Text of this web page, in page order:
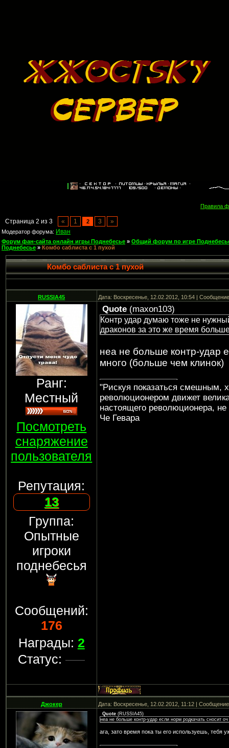
Правила
Страница 2 из 3 « 1 2 3 »
Модератор форума: Иван
Форум фан-сайта онлайн игры Поднебесье » Общий форум по игре
Поднебесье » Комбо саблиста с 1 пухой
Комбо саблиста с 1 пухой
RUSSIA45 Дата: Воскресенье, 12.02.2012, 10:54 |
Ранг:
Местный
Посмотреть
снаряжение
пользователя
Репутация:
13
Группа:
Опытные
игроки
поднебесья
Сообщений:
176
Награды: 2
Статус:
Quote(maxon103)
Контр удар думаю тоже не
драконов за это же время
неа не больше контр-удар
много (больше чем клинок)
"Рискуя показаться смешным,
революционером движет
настоящего революционера,
Че Гевара
Джокер Дата: Воскресенье, 12.02.2012, 11:12 |
Quote(RUSSIA45)
неа не больше контр-удар если норм родкачать сносит
ага, зато время пока ты его используешь, тебя